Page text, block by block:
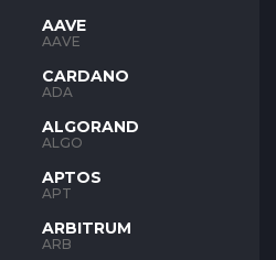
AAVE
AAVE
CARDANO
ADA
ALGORAND
ALGO
APTOS
APT
ARBITRUM
ARB